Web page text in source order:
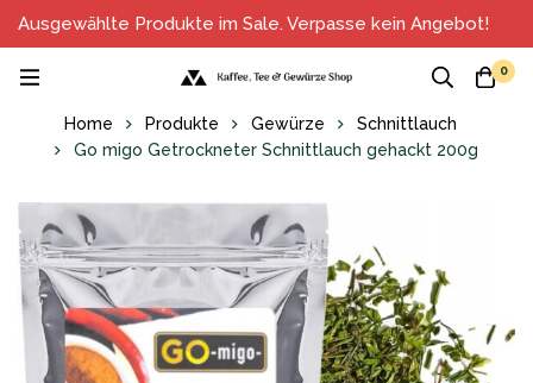
Ausgewählte Produkte im Sale. Verpasse kein Angebot!
0
Home Produkte Gewürze
Schnittlauch
Go migo Getrockneter Schnittlauch gehackt 200g